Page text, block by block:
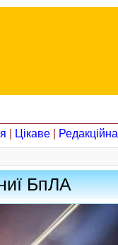
Цікаве Редакційна
БпЛА